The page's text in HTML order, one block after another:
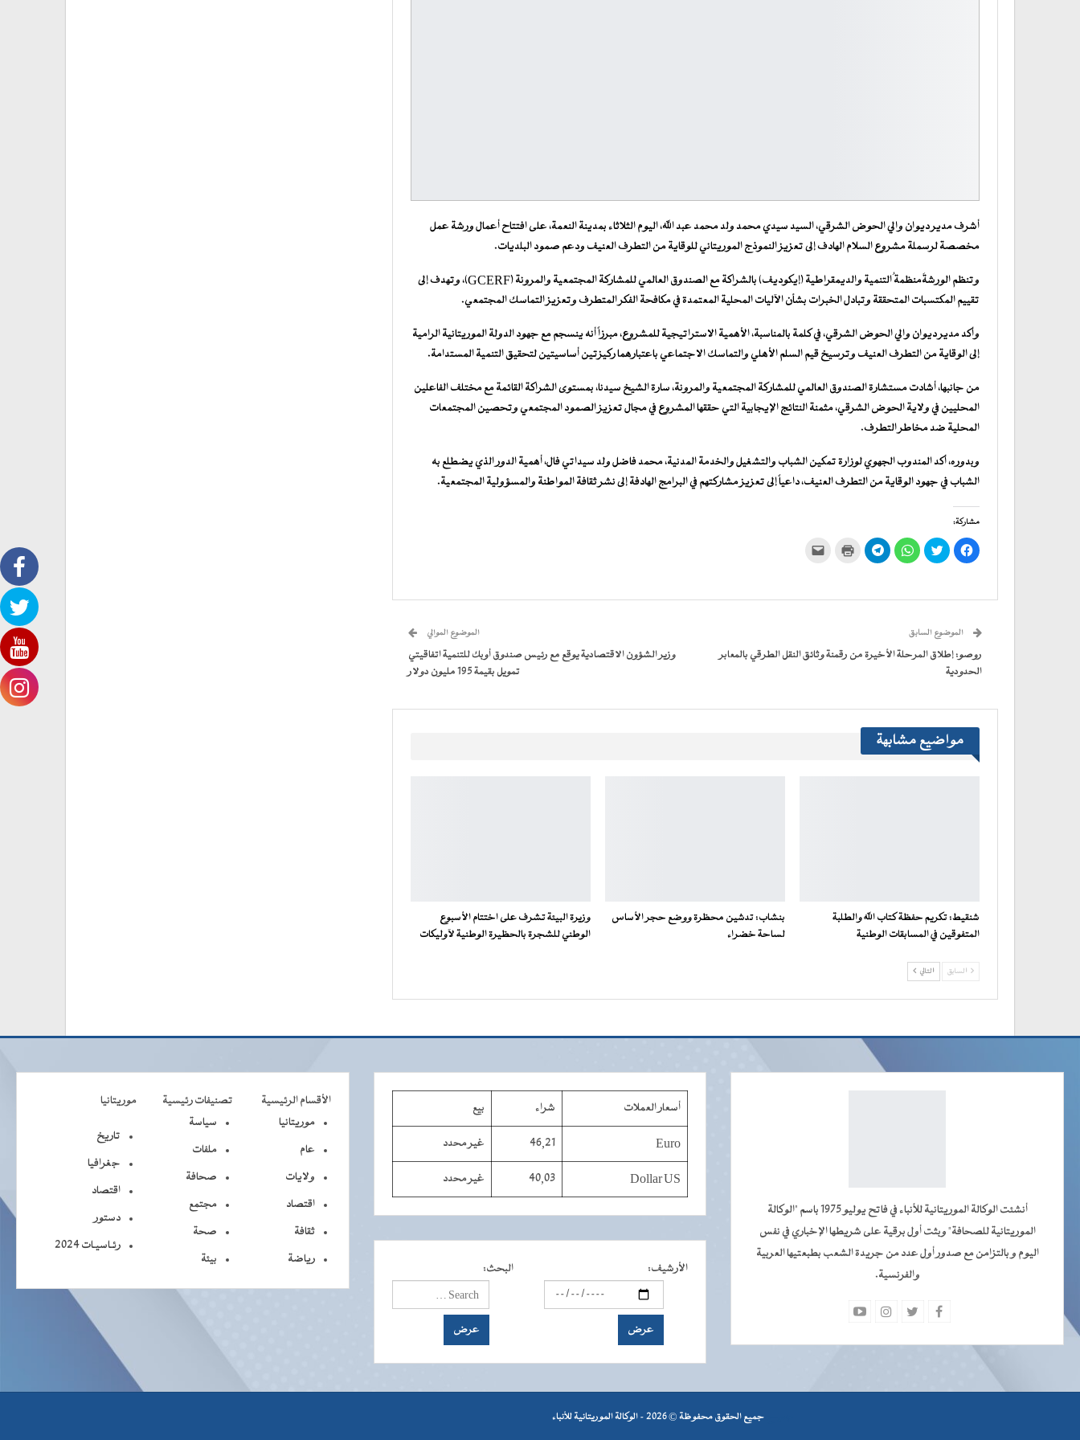
أشرف مدير ديوان والي الحوض الشرقي، السيد سيدي محمد ولد محمد عبد الله، اليوم الثلاثاء بمدينة النعمة، على افتتاح أعمال ورشة عمل
مخصصة لرسملة مشروع السلام الهادف إلى تعزيز النموذج الموريتاني للوقاية من التطرف العنيف ودعم صمود البلديات.
وتنظم الورشةَمنظمة ُالتنمية والديمقراطية (إيكوديف) بالشراكة مع الصندوق العالمي للمشاركة المجتمعية والمرونة (GCERF)، وتهدف إلى
تقييم المكتسبات المتحققة وتبادل الخبرات بشأن الآليات المحلية المعتمدة في مكافحة الفكر المتطرف وتعزيز التماسك المجتمعي.
وأكد مدير ديوان والي الحوض الشرقي، في كلمة بالمناسبة، الأهمية الاستراتيجية للمشروع، مبرزاً أنه ينسجم مع جهود الدولة الموريتانية الرامية
إلى الوقاية من التطرف العنيف وترسيخ قيم السلم الأهلي والتماسك الاجتماعي باعتبارهما ركيزتين أساسيتين لتحقيق التنمية المستدامة.
من جانبها، أشادت مستشارة الصندوق العالمي للمشاركة المجتمعية والمرونة، سارة الشيخ سيدنا، بمستوى الشراكة القائمة مع مختلف الفاعلين
المحليين في ولاية الحوض الشرقي، مثمنة النتائج الإيجابية التي حققها المشروع في مجال تعزيز الصمود المجتمعي وتحصين المجتمعات
المحلية ضد مخاطر التطرف.
وبدوره، أكد المندوب الجهوي لوزارة تمكين الشباب والتشغيل والخدمة المدنية، محمد فاضل ولد سيداتي فال، أهمية الدور الذي يضطلع به
الشباب في جهود الوقاية من التطرف العنيف، داعياً إلى تعزيز مشاركتهم في البرامج الهادفة إلى نشر ثقافة المواطنة والمسؤولية المجتمعية.
مشاركة:
انقر
للمشاركة
على
اضغط
للمشاركة
على
انقر
للمشاركة
على
انقر
للمشاركة
اضغط
للطباعة
جديدة)
الموضوع السابق
روصو: إطلاق المرحلة الأخيرة من رقمنة وثائق النقل الطرقي بالمعابر
الحدودية
الموضوع الموالي
وزير الشؤون الاقتصادية يوقع مع رئيس صندوق أوبك للتنمية اتفاقيتي
تمويل بقيمة 195 مليون دولار
مواضيع مشابهة
شنقيط: تكريم حفظة كتاب الله والطلبة
المتفوقين في المسابقات الوطنية
بنشاب: تدشين محظرة ووضع حجر الأساس
لساحة خضراء
وزيرة البيئة تشرف على اختتام الأسبوع
الوطني للشجرة بالحظيرة الوطنية لآوليكات
السابق التالي
أنشئت الوكالة الموريتانية للأنباء في فاتح يوليو 1975 باسم "الوكالة
الموريتانية للصحافة" وبثت أول برقية على شريطها الإخباري في نفس
اليوم و بالتزامن مع صدور أول عدد من جريدة الشعب بطبعتيها العربية
والفرنسية.
أسعار العملات شراء بيع
Euro
46,21 غير محدد
Dollar US
40,03 غير محدد
الأرشيف: البحث:
الأقسام الرئيسية تصنيفات رئيسية
موريتانيا
موريتانيا
عام
ولايات
اقتصاد
ثقافة
رياضة
سياسة
ملفات
صحافة
مجتمع
صحة
بيئة
تاريخ
جغرافيا
اقتصاد
دستور
رئـاسيـات 2024
جميع الحقوق محفوظة © 2026 - الوكالة الموريتانية للأنباء